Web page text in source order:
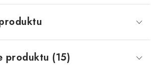
produktu (15)